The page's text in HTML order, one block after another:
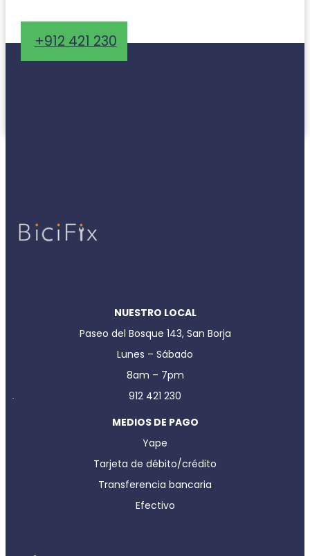
+912 421 230
NUESTRO LOCAL
Paseo del Bosque 143, San Borja
Lunes – Sábado
8am – 7pm
912 421 230
MEDIOS DE PAGO
Yape
Tarjeta de débito/crédito
Transferencia bancaria
Efectivo